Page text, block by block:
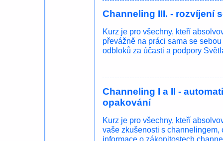
Channeling III. - rozvíjení
Kurz je pro všechny, kteří
převážně na práci sama se
odbloků za účasti a podpory
Channeling I a II -
opakování
Kurz je pro všechny, kteří
vaše zkušenosti s
informace o zákonitostech